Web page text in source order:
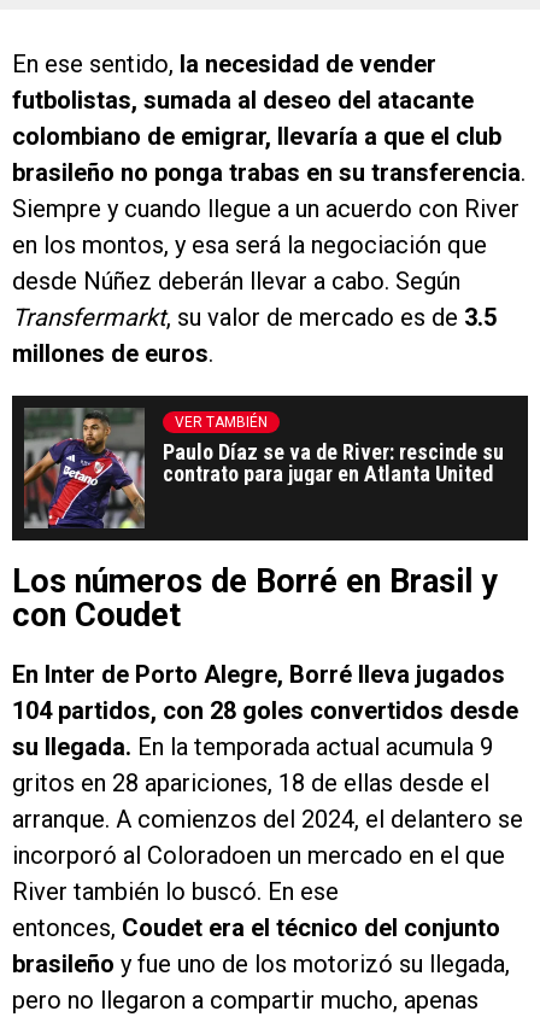
En ese sentido, la necesidad de vender
futbolistas, sumada al deseo del atacante
colombiano de emigrar, llevaría a que el club
brasileño no ponga trabas en su transferencia.
Siempre y cuando llegue a un acuerdo con River
en los montos, y esa será la negociación que
desde Núñez deberán llevar a cabo. Según
Transfermarkt, su valor de mercado es de 3.5
millones de euros.
VER TAMBIÉN
Paulo Díaz se va de River: rescinde su
contrato para jugar en Atlanta United
Los números de Borré en Brasil y
con Coudet
En Inter de Porto Alegre, Borré lleva jugados
104 partidos, con 28 goles convertidos desde
su llegada. En la temporada actual acumula 9
gritos en 28 apariciones, 18 de ellas desde el
arranque. A comienzos del 2024, el delantero se
incorporó al Coloradoen un mercado en el que
River también lo buscó. En ese
entonces, Coudet era el técnico del conjunto
brasileño y fue uno de los motorizó su llegada,
pero no llegaron a compartir mucho, apenas